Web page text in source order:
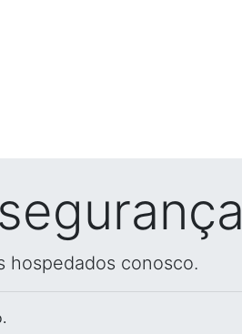
hospedados conosco.